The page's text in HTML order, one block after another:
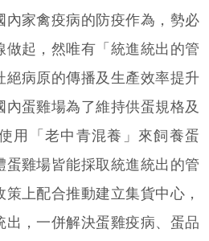
家禽疫病的防疫作為，勢必
做起，然唯有「統進統出的管
絕病原的傳播及生產效率提升
內蛋雞場為了維持供蛋規格及
用「老中青混養」來飼養蛋
蛋雞場皆能採取統進統出的管
上配合推動建立集貨中心，
出，一併解決蛋雞疫病、蛋品